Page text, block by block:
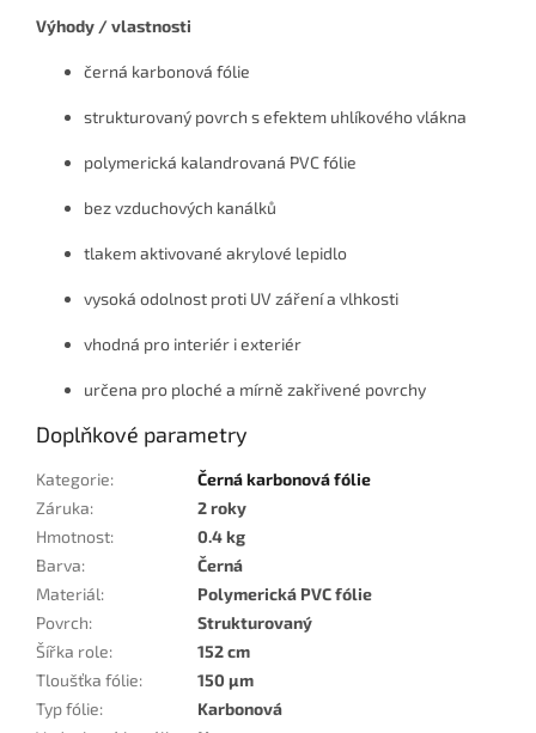
Výhody / vlastnosti
černá karbonová fólie
strukturovaný povrch s efektem uhlíkového vlákna
polymerická kalandrovaná PVC fólie
bez vzduchových kanálků
tlakem aktivované akrylové lepidlo
vysoká odolnost proti UV záření a vlhkosti
vhodná pro interiér i exteriér
určena pro ploché a mírně zakřivené povrchy
Doplňkové parametry
Kategorie:
Černá karbonová fólie
Záruka:
2 roky
Hmotnost:
0.4 kg
Barva:
Černá
Materiál:
Polymerická PVC fólie
Povrch:
Strukturovaný
Šířka role:
152 cm
Tloušťka fólie:
150 µm
Typ fólie:
Karbonová